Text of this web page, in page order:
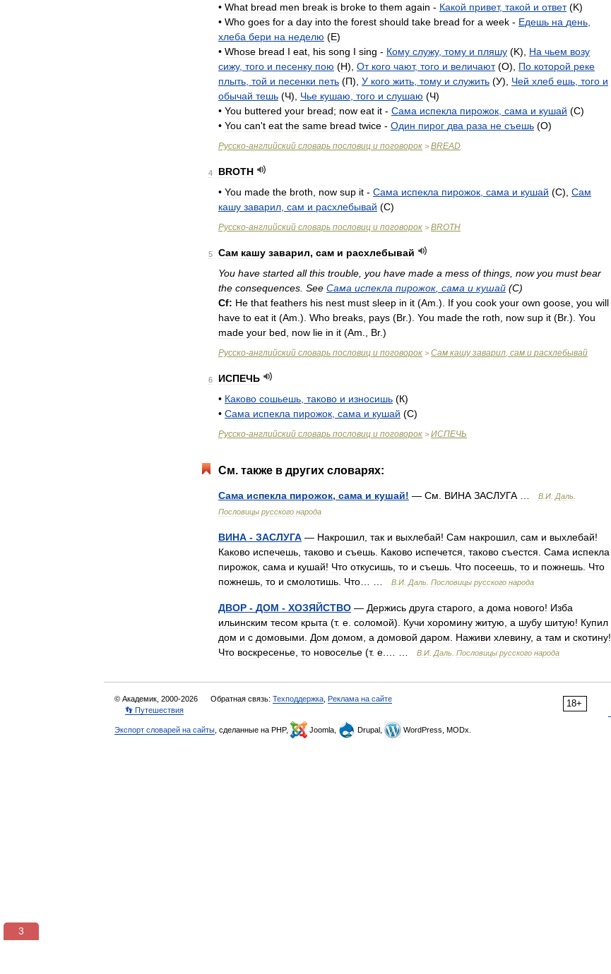
• What bread men break is broke to them again - Какой привет, такой и ответ(K)
• Who goes for a day into the forest should take bread for a week - Едешь на день
хлеба бери на неделю (E)
• Whose bread I eat his song I sing - Кому служу, тому и пляшу (K), На чьем возу
сижу, того и песенку пою (H), От кого чают, того и величают(O), По которой реке
плыть той и песенки петь (П), У кого жить тому и служить (У), Чей хлеб ешь того и
обычай тешь (Ч), Чье кушаю того и слушаю (Ч)
• You buttered your bread; now eat it - Сама испекла пирожок сама и кушай (C)
• You can't eat the same bread twice - Один пирог два раза не съешь (O)
Русско-английский словарь пословиц и поговорок > BREAD
4
BROTH
• You made the broth now sup it - Сама испекла пирожок сама и кушай (C), Сам
кашу заварил сам и расхлебывай (C)
Русско-английский словарь пословиц и поговорок > BROTH
5 Сам кашу заварил, сам и расхлебывай
You have started all this trouble you have made a mess of things now you must bear
the consequences See Сама испекла пирожок сама и кушай (C)
Cf: Не that feathers his nest must sleep in it (Am ). If you cook your own goose you will
have to eat it (Am ). Who breaks pays (Br.). You made the roth now sup it (Br.). You
made your bed now lie in it (Am Br.)
Русско-английский словарь пословиц и поговорок > Сам кашу заварил, сам и расхлебывай
6
ИСПЕЧЬ
• Каково сошьешь таково и износишь (К)
• Сама испекла пирожок сама и кушай (С)
Русско-английский словарь пословиц и поговорок > ИСПЕЧЬ
См. также в других словарях:
Сама испекла пирожок, сама и кушай! — См ВИНА ЗАСЛУГА В И Даль
Пословицы русского народа
ВИНА - ЗАСЛУГА — Накрошил так и выхлебай! Сам накрошил сам и выхлебай!
Каково испечешь таково и съешь Каково испечется таково съестся Сама испекла
пирожок сама и кушай! Что откусишь то и съешь Что посеешь то и пожнешь Что
пожнешь то и смолотишь Что В И Даль Пословицы русского народа
ДВОР - ДОМ - ХОЗЯЙСТВО — Держись друга старого а дома нового! Изба
ильинским тесом крыта (т. е соломой). Кучи хоромину житую а шубу шитую! Купил
дом и с домовыми Дом домом а домовой даром Наживи хлевину, а там и скотину!
Что воскресенье то новоселье (т. е В И Даль Пословицы русского народа
18+
© Академик, 2000-2026 Обратная связь: Техподдержка Реклама на сайте
👣 Путешествия
Экспорт словарей на сайты , сделанные на PHP, Joomla, Drupal, WordPress, MODx.
3